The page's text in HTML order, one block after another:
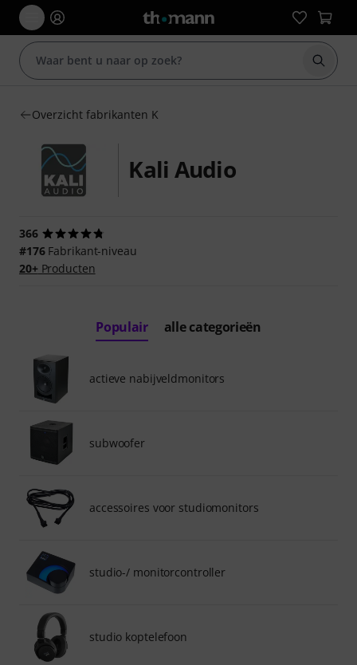
Zoek
Overzicht fabrikanten K
Kali Audio
366
#176Fabrikant-niveau
20+Producten
Populair alle categorieën
actieve nabijveldmonitors
subwoofer
accessoires voor studiomonitors
studio-/ monitorcontroller
studio koptelefoon